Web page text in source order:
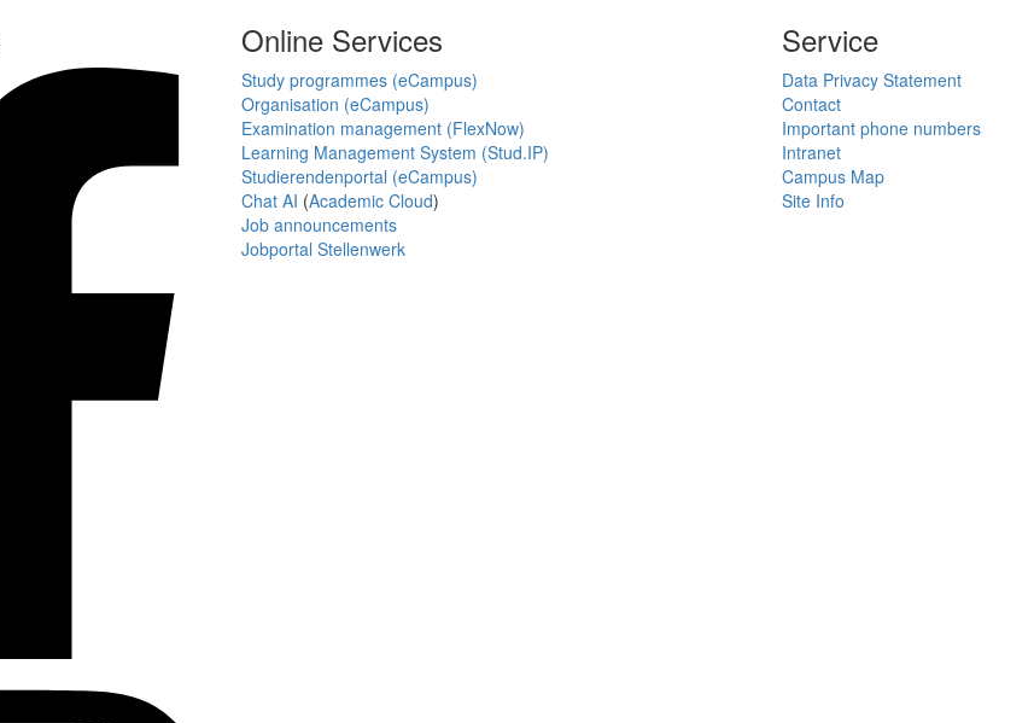
Online Services
Study programmes (eCampus)
Organisation (eCampus)
Examination management (FlexNow)
Learning Management System (Stud.IP)
Studierendenportal (eCampus)
Chat AI (Academic Cloud)
Job announcements
Jobportal Stellenwerk
Service
Data Privacy Statement
Contact
Important phone numbers
Intranet
Campus Map
Site Info